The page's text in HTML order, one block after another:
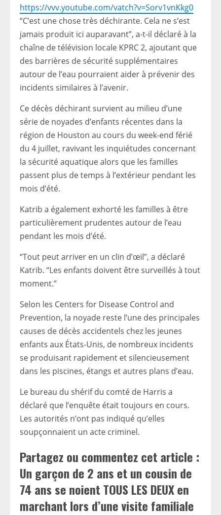
https://vvv.youtube.com/vatch?v=Sorv1vnKkg0
“C’est une chose très déchirante. Cela ne s’est
jamais produit ici auparavant”, a-t-il déclaré à la
chaîne de télévision locale KPRC 2, ajoutant que
des barrières de sécurité supplémentaires
autour de l’eau pourraient aider à prévenir des
incidents similaires à l’avenir.
Ce décès déchirant survient au milieu d’une
série de noyades d’enfants récentes dans la
région de Houston au cours du week-end férié
du 4 juillet, ravivant les inquiétudes concernant
la sécurité aquatique alors que les familles
passent plus de temps à l’extérieur pendant les
mois d’été.
Katrib a également exhorté les familles à être
particulièrement prudentes autour de l’eau
pendant les mois d’été.
“Tout peut arriver en un clin d’œil”, a déclaré
Katrib. “Les enfants doivent être surveillés à tout
moment.”
Selon les Centers for Disease Control and
Prevention, la noyade reste l’une des principales
causes de décès accidentels chez les jeunes
enfants aux États-Unis, de nombreux incidents
se produisant rapidement et silencieusement
dans les piscines, étangs et autres plans d’eau.
Le bureau du shérif du comté de Harris a
déclaré que l’enquête était toujours en cours.
Les autorités n’ont pas indiqué qu’elles
soupçonnaient un acte criminel.
Partagez ou commentez cet article :
Un garçon de 2 ans et un cousin de
74 ans se noient TOUS LES DEUX en
marchant lors d’une visite familiale